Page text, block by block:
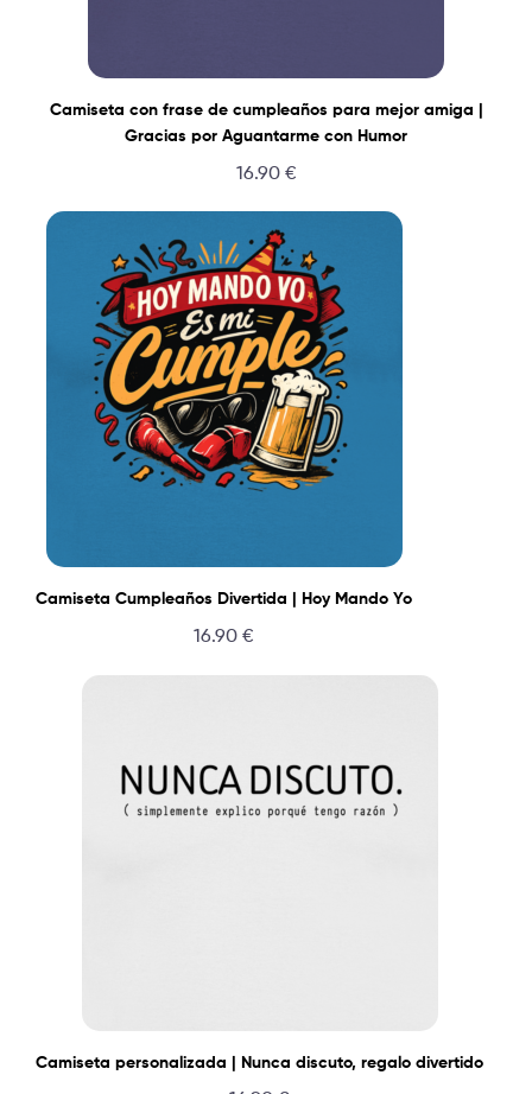
Camiseta con frase de cumpleaños para mejor amiga |
Gracias por Aguantarme con Humor
16.90 €
Camiseta Cumpleaños Divertida | Hoy Mando Yo
16.90 €
Camiseta personalizada | Nunca discuto, regalo divertido